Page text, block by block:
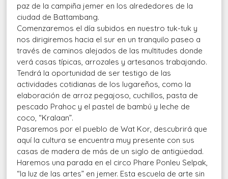
paz de la campiña jemer en los alrededores de la
ciudad de Battambang.
Comenzaremos el día subidos en nuestro tuk-tuk y
nos dirigiremos hacia el sur en un tranquilo paseo a
través de caminos alejados de las multitudes donde
verá casas típicas, arrozales y artesanos trabajando.
Tendrá la oportunidad de ser testigo de las
actividades cotidianas de los lugareños, como la
elaboración de arroz pegajoso, cuchillos, pasta de
pescado Prahoc y el pastel de bambú y leche de
coco, “Kralaan”.
Pasaremos por el pueblo de Wat Kor, descubrirá que
aquí la cultura se encuentra muy presente con sus
casas de madera de más de un siglo de antigüedad.
Haremos una parada en el circo Phare Ponleu Selpak,
“la luz de las artes” en jemer. Esta escuela de arte sin